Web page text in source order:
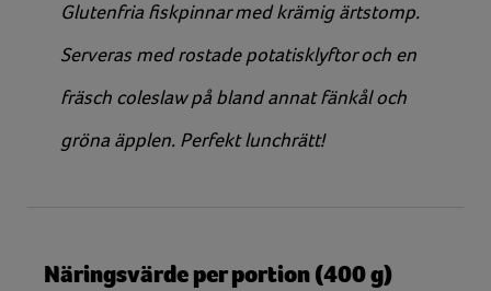
Glutenfria fiskpinnar med krämig ärtstomp.
Serveras med rostade potatisklyftor och en
fräsch coleslaw på bland annat fänkål och
gröna äpplen. Perfekt lunchrätt!
Näringsvärde per portion (400 g)